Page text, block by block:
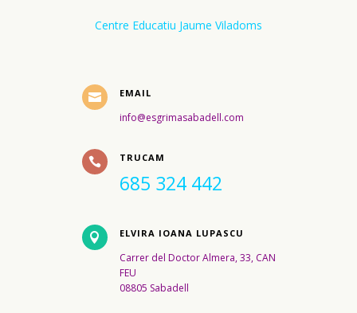
Centre Educatiu Jaume Viladoms
 EMAIL
info@esgrimasabadell.com
 TRUCAM
685 324 442
 ELVIRA IOANA LUPASCU
Carrer del Doctor Almera, 33, CAN
FEU
08805 Sabadell